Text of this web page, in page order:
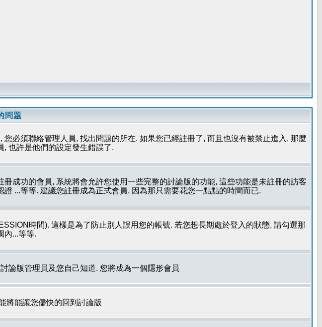
問題
必須聯絡管理人員, 找出問題的所在. 如果您已經註冊了, 而且也沒有被禁止進入, 那麼
也許是他們的設定發生錯誤了.
成功的會員, 系統將會允許您使用一些完整的討論版的功能, 這些功能是未註冊的訪客
...等等. 建議您註冊成為正式會員, 因為那只需要花您一點點的時間而已.
時間). 這樣是為了防止別人誤用您的帳號. 若您想長期處於登入的狀態, 請勾選那
內...等等.
論版管理員及您自己知道. 您將成為一個隱形會員
將能讓您儘快的回到討論版